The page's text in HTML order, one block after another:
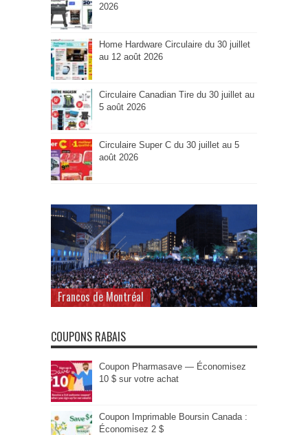
2026
Home Hardware Circulaire du 30 juillet
au 12 août 2026
Circulaire Canadian Tire du 30 juillet au
5 août 2026
Circulaire Super C du 30 juillet au 5
août 2026
Francos de Montréal
COUPONS RABAIS
Coupon Pharmasave — Économisez
10 $ sur votre achat
Coupon Imprimable Boursin Canada :
Économisez 2 $